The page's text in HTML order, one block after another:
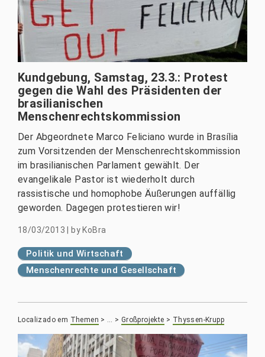
Kundgebung, Samstag, 23.3.: Protest
gegen die Wahl des Präsidenten der
brasilianischen
Menschenrechtskommission
Der Abgeordnete Marco Feliciano wurde in Brasília
zum Vorsitzenden der Menschenrechtskommission
im brasilianischen Parlament gewählt. Der
evangelikale Pastor ist wiederholt durch
rassistische und homophobe Äußerungen auffällig
geworden. Dagegen protestieren wir!
18/03/2013 by KoBra
Politik und Wirtschaft
Menschenrechte und Gesellschaft
Localizado em Themen > … > Großprojekte > Thyssen-Krupp